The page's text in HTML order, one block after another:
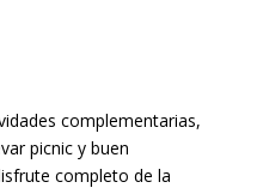
complementarias,
picnic y buen
completo de la